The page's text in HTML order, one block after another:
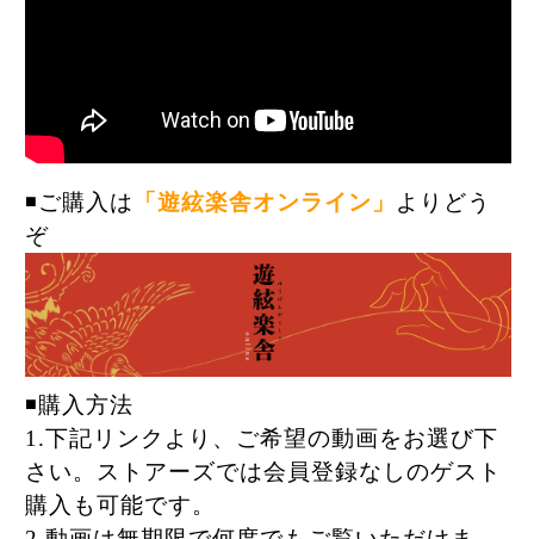
◾️ご購入は 「遊絃楽舎オンライン」 よりどう
ぞ
◾️購入方法
1.下記リンクより、ご希望の動画をお選び下
さい。ストアーズでは会員登録なしのゲスト
購入も可能です。